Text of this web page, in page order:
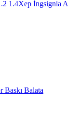
1.4Xep İngsignia A
Balata